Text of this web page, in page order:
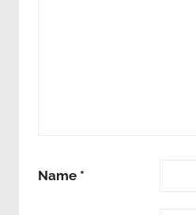
Name *